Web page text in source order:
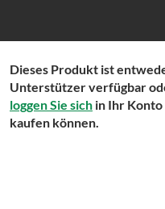
Dieses Produkt ist
Unterstützer verfügbar
loggen Sie sich in Ihr Konto
kaufen können.